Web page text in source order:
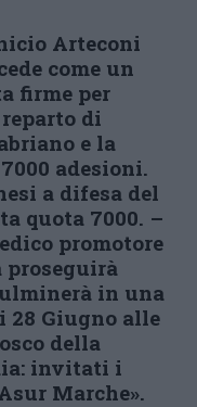
Arteconi
come un
firme per
di
e la
adesioni.
a difesa del
quota 7000. –
promotore
in una
28 Giugno alle
della
invitati i
Marche».